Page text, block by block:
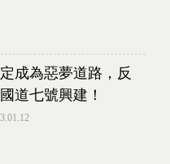
成為惡夢道路，反
道七號興建！